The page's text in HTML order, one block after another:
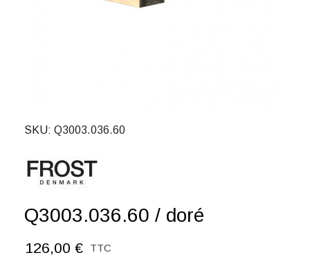
SKU Q3003.036.60
Q3003.036.60 / doré
126,00 € TTC